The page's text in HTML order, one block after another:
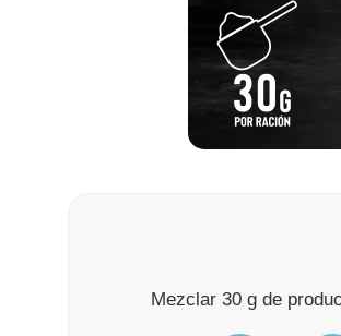
Mezclar 30 g de